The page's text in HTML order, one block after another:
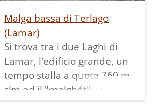
Malga bassa di Terlago
(Lamar)
Si trova tra i due Laghi di
Lamar, l'edificio grande, un
tempo stalla a quota 760 m
slm ed il "malghét", un
tempo casèra, più in basso.